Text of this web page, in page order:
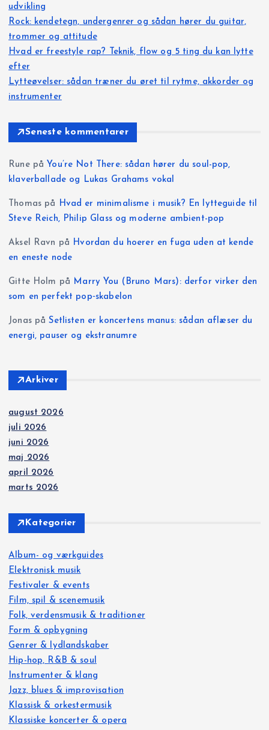
s
i
n
e
i
n
g
udvikling
Rock: kendetegn, undergenrer og sådan hører du guitar,
trommer og attitude
Hvad er freestyle rap? Teknik, flow og 5 ting du kan lytte
efter
Lytteøvelser: sådan træner du øret til rytme, akkorder og
instrumenter
Seneste kommentarer
Runepå You’re Not There: sådan hører du soul-pop,
klaverballade og Lukas Grahams vokal
Thomaspå
Hvad er minimalisme i musik? En lytteguide til
Steve Reich, Philip Glass og moderne ambient-pop
Aksel Ravn på Hvordan du hoerer en fuga uden at kende
en eneste node
Gitte Holm på Marry You (Bruno Mars): derfor virker den
som en perfekt pop‑skabelon
JonaspåSetlisten er koncertens manus: sådan aflæser du
energi, pauser og ekstranumre
Arkiver
august 2026
juli 2026
juni 2026
maj 2026
april 2026
marts 2026
Kategorier
Album- og værkguides
Elektronisk musik
Festivaler & events
Film, spil & scenemusik
Folk, verdensmusik & traditioner
Form & opbygning
Genrer & lydlandskaber
Hip-hop, R&B & soul
Instrumenter & klang
Jazz, blues & improvisation
Klassisk & orkestermusik
Klassiske koncerter & opera